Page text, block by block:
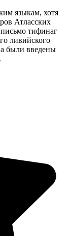
языкам, хотя
Атласских
письмо тифинаг
ливийского
были введены